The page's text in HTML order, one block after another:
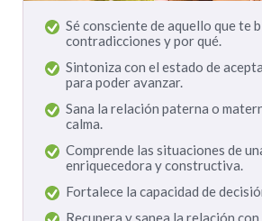
Sé consciente de aquello que te
contradicciones y por qué.
Sintoniza con el estado de
para poder avanzar.
Sana la relación paterna o
calma.
Comprende las situaciones de
enriquecedora y constructiva.
Fortalece la capacidad de
Recupera y sanea la relación con